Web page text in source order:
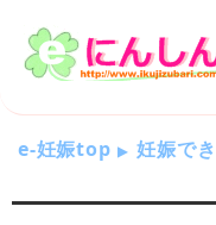
e-妊娠top 妊娠で